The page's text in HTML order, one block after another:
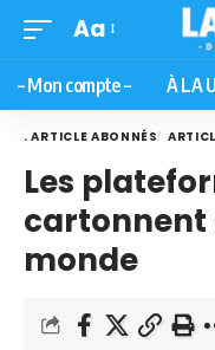
Aa
– Mon compte – À LA
. ARTICLE ABONNÉS
Les
cartonnent
monde